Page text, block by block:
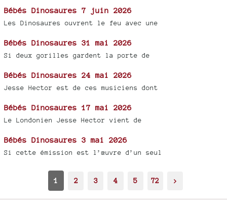
Bébés Dinosaures 7 juin 2026
Les Dinosaures ouvrent le feu avec une
Bébés Dinosaures 31 mai 2026
Si deux gorilles gardent la porte de
Bébés Dinosaures 24 mai 2026
Jesse Hector est de ces musiciens dont
Bébés Dinosaures 17 mai 2026
Le Londonien Jesse Hector vient de
Bébés Dinosaures 3 mai 2026
Si cette émission est l’œuvre d’un seul
1 2 3 4 5 72 >